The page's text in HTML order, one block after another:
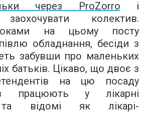
через ProZorro і
заохочувати колектив.
на цьому посту
обладнання, бесіди з
забувши про маленьких
батьків. Цікаво, що двоє з
на цю посаду
працюють у лікарні
та відомі як лікарі-